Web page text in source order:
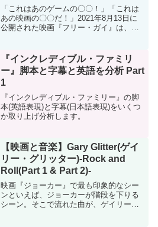
「これはあのゲームの〇〇！」「これは
あの映画の〇〇だ！」2021年8月13日に
公開された映画『フリー・ガイ』は、ゲ
います。この記事では、特に気になった
小ネタについてご紹...
『インクレディブル・ファミリ
ー』脚本と字幕と英語を分析 Part
1
『インクレディブル・ファミリー』の脚
本(英語表現)と字幕(日本語表現)をいくつ
か取り上げ分析します。
【映画と音楽】Gary Glitter(ゲイ
リー・グリッター)-Rock and
Roll(Part 1 & Part 2)-
映画『ジョーカー』で最も印象的なシー
ンといえば、ジョーカーが階段を下りる
シーン。そこで流れた曲が、ゲイリー・